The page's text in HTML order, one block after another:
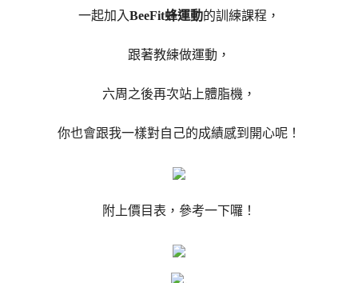
一起加入BeeFit蜂運動的訓練課程，
跟著教練做運動，
六周之後再次站上體脂機，
你也會跟我一樣對自己的成績感到開心呢！
附上價目表，參考一下囉！